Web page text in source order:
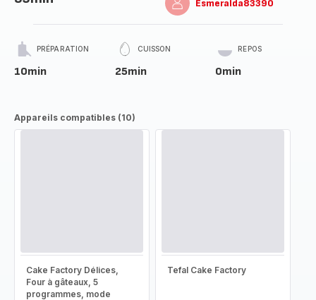
Esmeralda83390
PRÉPARATION
10min
CUISSON
25min
REPOS
0min
Appareils compatibles (10)
Cake Factory Délices,
Four à gâteaux, 5
programmes, mode
Tefal Cake Factory